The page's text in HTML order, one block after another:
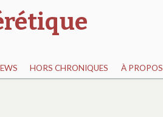
HORS CHRONIQUES À PROPOS